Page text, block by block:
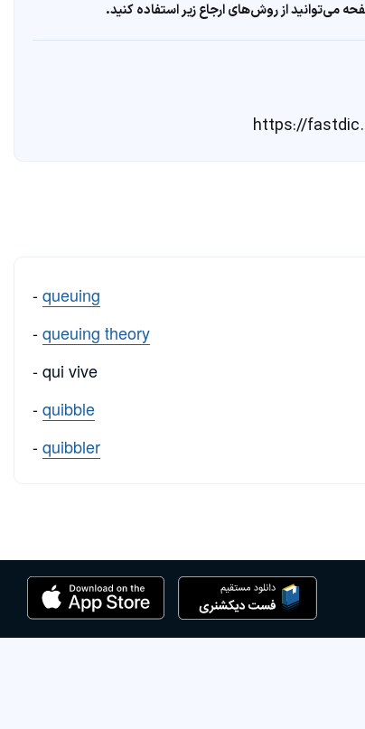
می‌توانید از روش‌های ارجاع زیر استفاده کنید.
-queuing
-queuing theory
- qui vive
-quibble
-quibbler